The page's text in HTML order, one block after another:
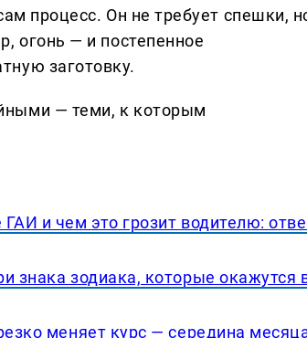
процесс. Он не требует спешки,
огонь — и постепенное
заготовку.
— теми, к которым
и чем это грозит водителю:
знака зодиака, которые окажутся
меняет курс — середина